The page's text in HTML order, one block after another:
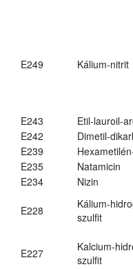
E249 Kálium-nitrit
E243
Etil-lauroil-
E242
Dimetil-
E239
E235
Natamicin
E234
Nizin
E228
Kálium-
szulfit
E227
Kalcium-
szulfit